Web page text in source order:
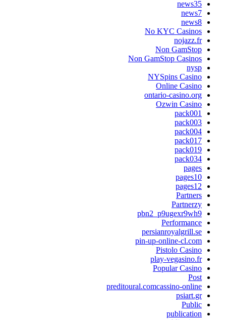
news35
news7
news8
No KYC Casinos
nojazz.fr
Non GamStop
Non GamStop Casinos
nysp
NYSpins Casino
Online Casino
ontario-casino.org
Ozwin Casino
pack001
pack003
pack004
pack017
pack019
pack034
pages
pages10
pages12
Partners
Partnerzy
pbn2_p9ugexr9wh9
Performance
persianroyalgrill.se
pin-up-online-cl.com
Pistolo Casino
play-vegasino.fr
Popular Casino
Post
preditoural.comcassino-online
psiart.gr
Public
publication